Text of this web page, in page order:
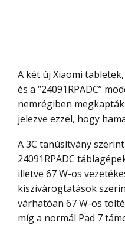
A két új Xiaomi tabletek, amelyeket a “2410CRP4CC”
és a “24091RPADC”
nemrégiben
jelezve ezzel, hogy
A 3C tanúsítvány szerint a 2410CRP4CC és
24091RPADC
illetve 67 W-os
kiszivárogtatások
várhatóan 67 W-os
míg a normál Pad 7